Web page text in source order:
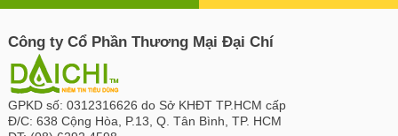
Công ty Cổ Phần Thương Mại Đại Chí
GPKD số: 0312316626 do Sở KHĐT TP.HCM cấp
Đ/C: 638 Cộng Hòa, P.13, Q. Tân Bình, TP. HCM